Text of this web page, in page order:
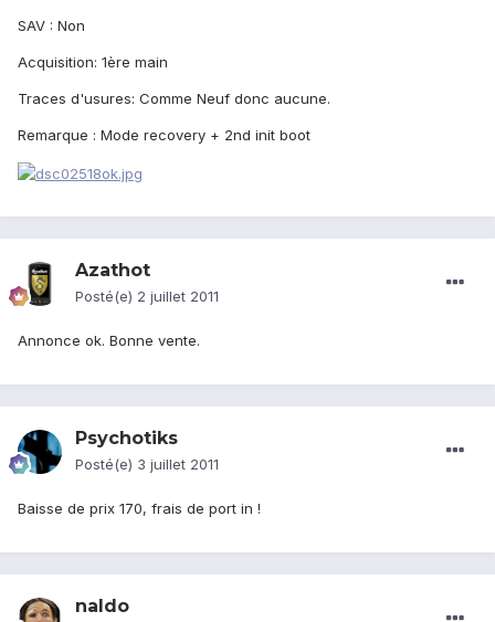
SAV : Non
Acquisition: 1ère main
Traces d'usures: Comme Neuf donc aucune.
Remarque : Mode recovery + 2nd init boot
Azathot
Posté(e) 2 juillet 2011
Annonce ok. Bonne vente.
Psychotiks
Posté(e) 3 juillet 2011
Baisse de prix 170, frais de port in !
naldo